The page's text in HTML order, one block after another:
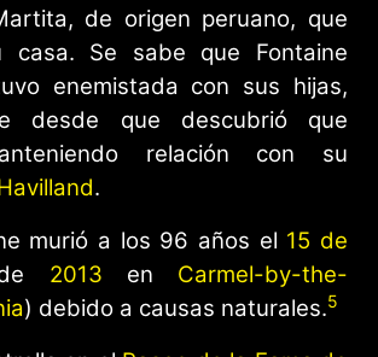
de origen peruano, que
casa. Se sabe que Fontaine
enemistada con sus hijas,
desde que descubrió que
relación con su
.
murió a los 96 años el 15 de
2013 en Carmel-by-the-
) debido a causas naturales.5